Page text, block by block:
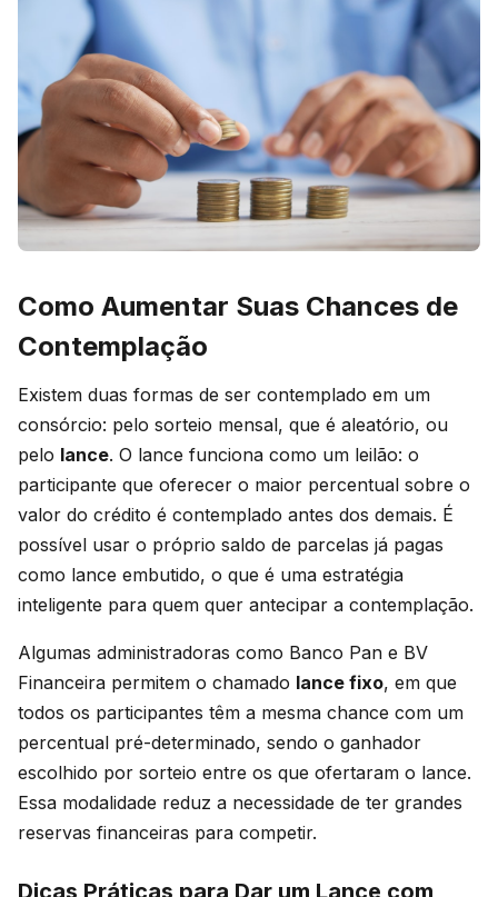
Como Aumentar Suas Chances de
Contemplação
Existem duas formas de ser contemplado em um
consórcio: pelo sorteio mensal, que é aleatório, ou
pelo lance. O lance funciona como um leilão: o
participante que oferecer o maior percentual sobre o
valor do crédito é contemplado antes dos demais. É
possível usar o próprio saldo de parcelas já pagas
como lance embutido, o que é uma estratégia
inteligente para quem quer antecipar a contemplação.
Algumas administradoras como Banco Pan e BV
Financeira permitem o chamado lance fixo, em que
todos os participantes têm a mesma chance com um
percentual pré-determinado, sendo o ganhador
escolhido por sorteio entre os que ofertaram o lance.
Essa modalidade reduz a necessidade de ter grandes
reservas financeiras para competir.